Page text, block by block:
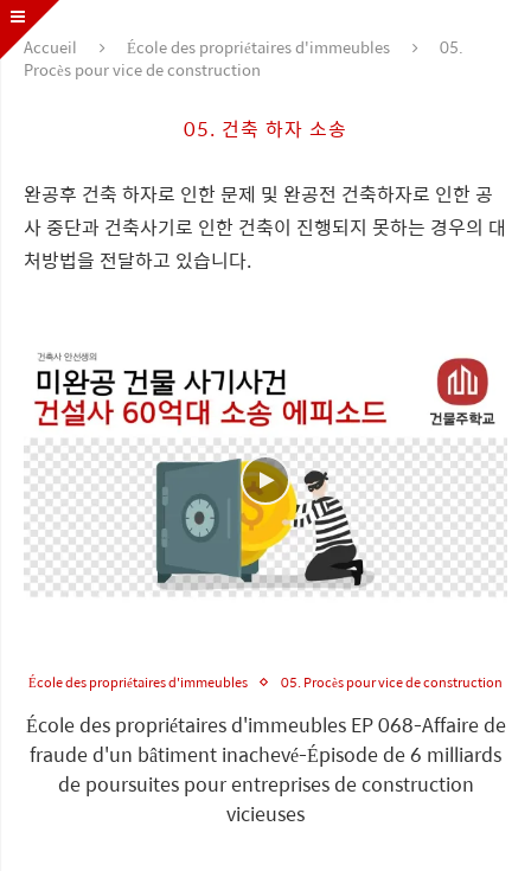
Accueil École des propriétaires d'immeubles
05.
Procès pour vice de construction
05. 건축 하자 소송
완공후 건축 하자로 인한 문제 및 완공전 건축하자로 인한 공
사 중단과 건축사기로 인한 건축이 진행되지 못하는 경우의 대
처방법을 전달하고 있습니다.
École des propriétaires d'immeubles 05. Procès pour vice de construction
École des propriétaires d'immeubles EP 068-Affaire de
fraude d'un bâtiment inachevé-Épisode de 6 milliards
de poursuites pour entreprises de construction
vicieuses